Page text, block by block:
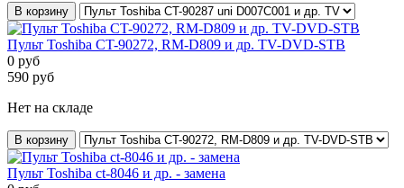
В корзину
Пульт Toshiba CT-90272, RM-D809 и др. TV-DVD-STB
0 руб
590 руб
Нет на складе
В корзину
Пульт Toshiba ct-8046 и др. - замена